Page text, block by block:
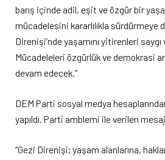
barış içinde adil, eşit ve özgür bir
mücadelesini kararlılıkla sürdürmeye
Direnişi’nde yaşamını yitirenleri
Mücadeleleri özgürlük ve demokrasi
devam edecek.”
DEM Parti sosyal medya
yapıldı. Parti amblemi ile verilen
“Gezi Direnişi; yaşam alanlarına,